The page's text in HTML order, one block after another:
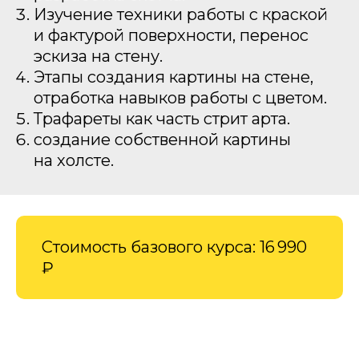
Изучение техники работы с краской
и фактурой поверхности, перенос
эскиза на стену.
Этапы создания картины на стене,
отработка навыков работы с цветом.
Трафареты как часть стрит арта.
создание собственной картины
на холсте.
Стоимость базового курса: 16 990
₽